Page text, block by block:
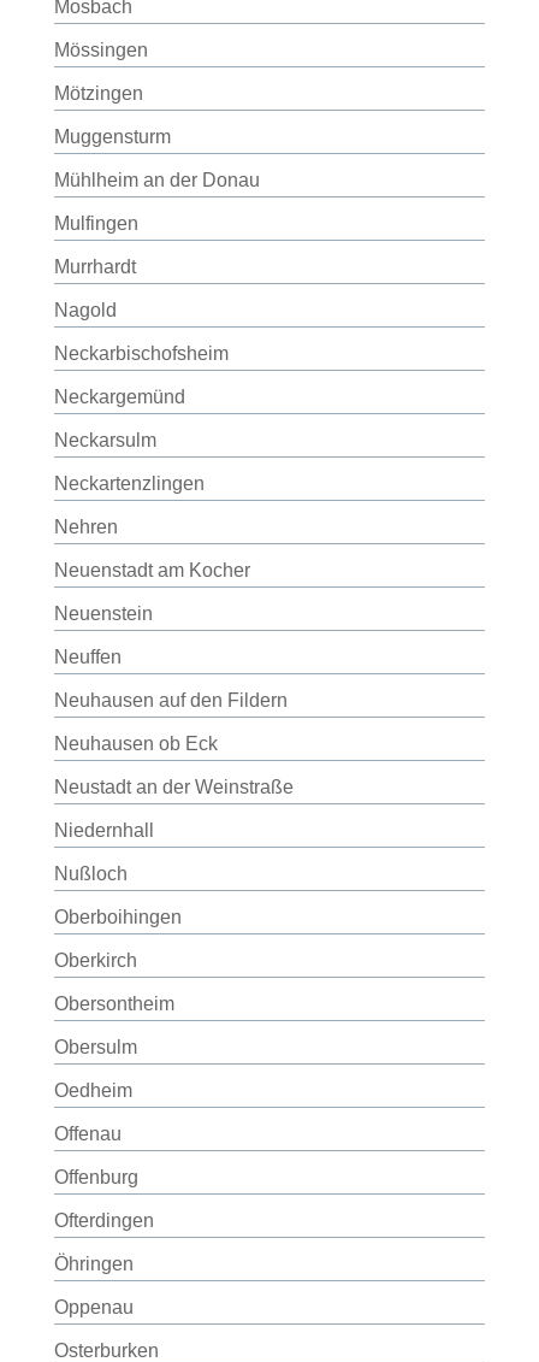
Mosbach
Mössingen
Mötzingen
Muggensturm
Mühlheim an der Donau
Mulfingen
Murrhardt
Nagold
Neckarbischofsheim
Neckargemünd
Neckarsulm
Neckartenzlingen
Nehren
Neuenstadt am Kocher
Neuenstein
Neuffen
Neuhausen auf den Fildern
Neuhausen ob Eck
Neustadt an der Weinstraße
Niedernhall
Nußloch
Oberboihingen
Oberkirch
Obersontheim
Obersulm
Oedheim
Offenau
Offenburg
Ofterdingen
Öhringen
Oppenau
Osterburken